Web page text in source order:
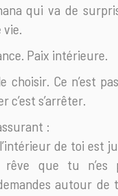
qui va de
Paix intérieure.
choisir. Ce n’est
c’est s’arrêter.
:
de toi est
que tu n’es
autour de